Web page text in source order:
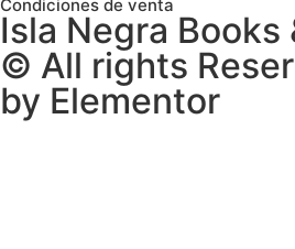
Condiciones de venta
Isla Negra
© All rights
by Elementor